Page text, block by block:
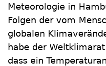
Meteorologie in
Folgen der vom
globalen
habe der
dass ein